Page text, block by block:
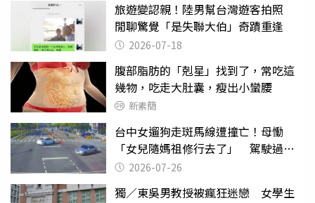
旅遊變認親！陸男幫台灣遊客拍照
閒聊驚覺「是失聯大伯」奇蹟重逢
2026-07-18
腹部脂肪的「剋星」找到了，常吃這
幾物，吃走大肚囊，瘦出小蠻腰
新素簡
台中女遛狗走斑馬線遭撞亡！母慟
「女兒隨媽祖修行去了」 駕駛過失
致死判9月
2026-07-26
獨／東吳男教授被瘋狂迷戀 女學生